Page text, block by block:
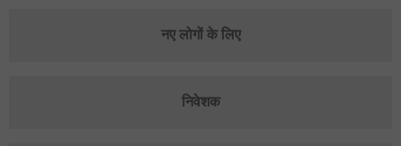
नए लोगों के लिए
निवेशक